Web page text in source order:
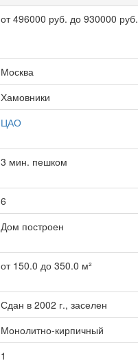
от 496000 руб. до 930000 руб.
Москва
Хамовники
ЦАО
3 мин. пешком
6
Дом построен
от 150.0 до 350.0 м²
Сдан в 2002 г., заселен
Монолитно-кирпичный
1